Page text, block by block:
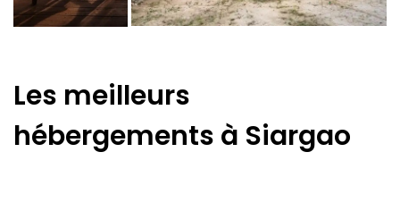
Les meilleurs
hébergements à Siargao